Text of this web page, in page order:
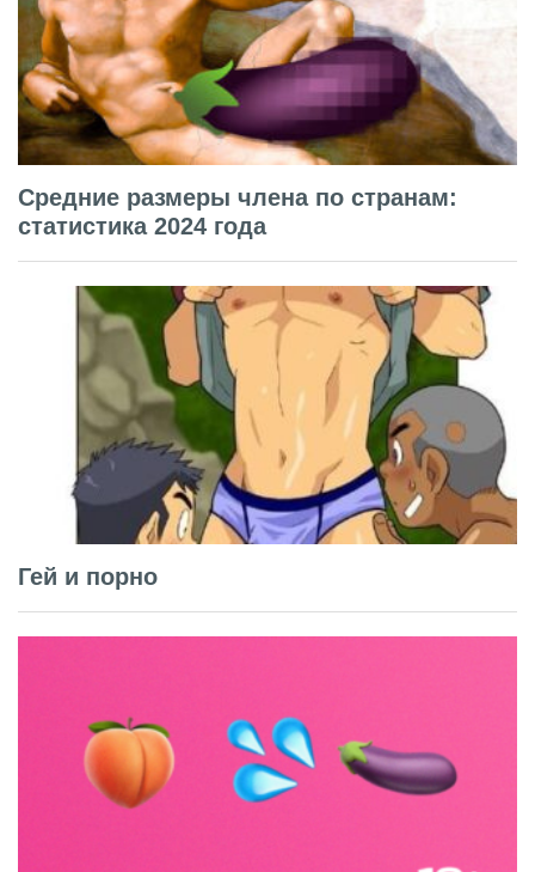
Средние размеры члена по странам:
статистика 2024 года
Гей и порно